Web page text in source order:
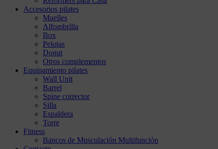
Accesorios pilates
Muelles
Alfombrilla
Box
Pelotas
Donut
Otros complementos
Equipamiento pilates
Wall Unit
Barrel
Spine corrector
Silla
Espaldera
Torre
Fitness
Bancos de Musculación Multifunción